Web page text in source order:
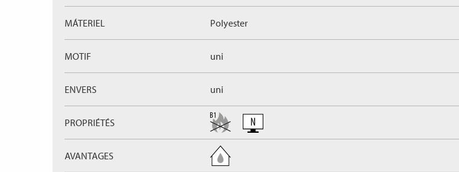
MÁTERIEL Polyester
MOTIF uni
ENVERS uni
PROPRIÉTÉS
AVANTAGES